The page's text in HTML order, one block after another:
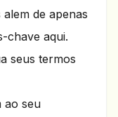
de apenas
chave aqui.
seus termos
ao seu